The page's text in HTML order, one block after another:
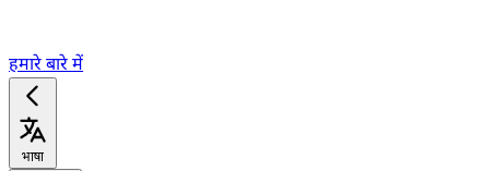
हमारे बारे में
भाषा